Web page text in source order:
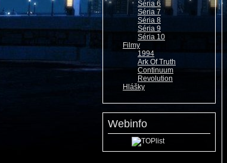
Séria 6
Séria 7
Séria 8
Séria 9
Séria 10
Filmy
1994
Ark Of Truth
Continuum
Revolution
Hlášky
Webinfo